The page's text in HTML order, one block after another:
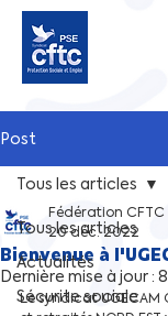
Post
Tous les articles
Actualités
Sécurite sociale
Tous les articles
Bienvenue à
Fédération CFTC
20 déc. 2022
Dernière mise à jour :
Le syndicat UGECAM